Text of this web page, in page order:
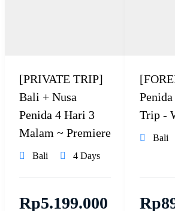
[PRIVATE TRIP]
Bali + Nusa
Penida 4 Hari 3
Malam ~ Premiere
Bali 4 Days
Rp5.199.000
Trip -
Bali
Rp